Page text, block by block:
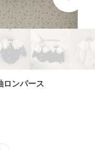
ロンパース